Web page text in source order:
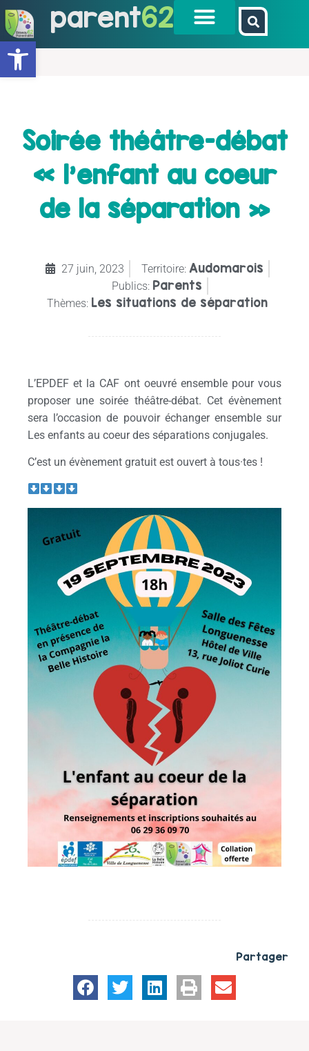
Ouvrir la barre d’outils
parent62
Soirée théâtre-débat
« l’enfant au coeur
de la séparation »
27 juin, 2023 Territoire: Audomarois
Publics: Parents
Thèmes: Les situations de séparation
L’EPDEF et la CAF ont oeuvré ensemble pour vous
proposer une soirée théâtre-débat. Cet évènement
sera l’occasion de pouvoir échanger ensemble sur
Les enfants au coeur des séparations conjugales.
C’est un évènement gratuit est ouvert à tous·tes !
Partager